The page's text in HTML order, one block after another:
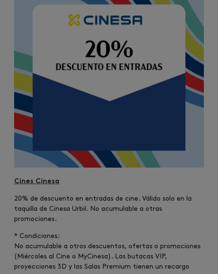
Cines Cinesa
20% de descuento en entradas de cine. Válido solo en la
taquilla de Cinesa Urbil. No acumulable a otras
promociones.
* Condiciones:
No acumulable a otros descuentos, ofertas o promociones
(Miércoles al Cine o MyCinesa). Las butacas VIP,
proyecciones 3D y las Salas Premium tienen un recargo